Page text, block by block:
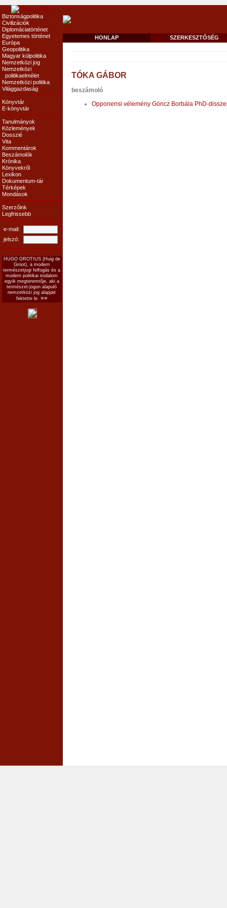
Biztonságpolitika
Civilizációk
Diplomáciatörténet
Egyetemes történet
Európa
Geopolitika
Magyar külpolitika
Nemzetközi jog
Nemzetközi
politikaelmélet
Nemzetközi politika
Világgazdaság
Könyvtár
E-könyvtár
Tanulmányok
Közlemények
Dosszié
Vita
Kommentárok
Beszámolók
Krónika
Könyvekről
Lexikon
Dokumentum-tár
Térképek
Mondások
Szerzőink
Legfrissebb
e-mail:
jelszó:
HUGO GROTIUS (Huig de
Groot), a modern
természetjogi felfogás és a
modern politikai irodalom
egyik megteremtője, aki a
természet-jogon alapuló
nemzetközi jog alapjait
fektette le. »»
HONLAP SZERKESZTŐSÉG
TÓKA GÁBOR
beszámoló
Opponensi vélemény Göncz Borbála PhD-